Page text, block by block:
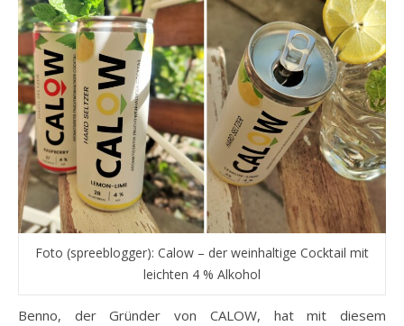
Foto (spreeblogger): Calow – der weinhaltige Cocktail mit
leichten 4 % Alkohol
Benno, der Gründer von CALOW, hat mit diesem